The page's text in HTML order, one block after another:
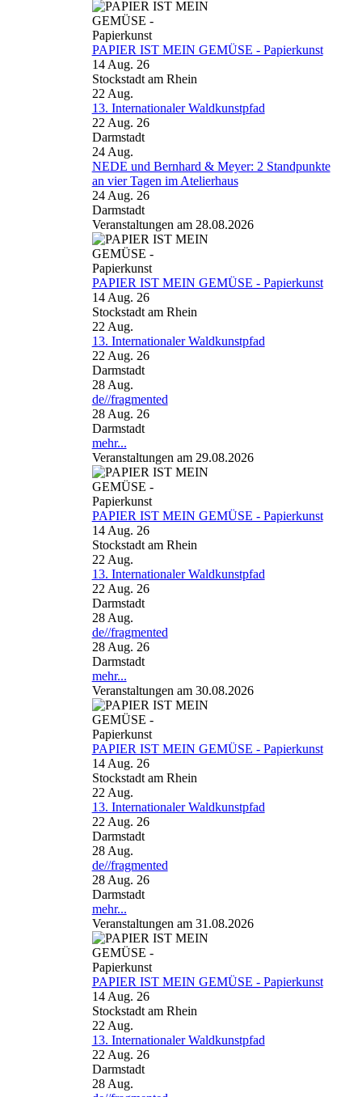
PAPIER IST MEIN GEMÜSE - Papierkunst
14 Aug. 26
Stockstadt am Rhein
22 Aug.
13. Internationaler Waldkunstpfad
22 Aug. 26
Darmstadt
24 Aug.
NEDE und Bernhard & Meyer: 2 Standpunkte
an vier Tagen im Atelierhaus
24 Aug. 26
Darmstadt
Veranstaltungen am 28.08.2026
PAPIER IST MEIN GEMÜSE - Papierkunst
14 Aug. 26
Stockstadt am Rhein
22 Aug.
13. Internationaler Waldkunstpfad
22 Aug. 26
Darmstadt
28 Aug.
de//fragmented
28 Aug. 26
Darmstadt
mehr...
Veranstaltungen am 29.08.2026
PAPIER IST MEIN GEMÜSE - Papierkunst
14 Aug. 26
Stockstadt am Rhein
22 Aug.
13. Internationaler Waldkunstpfad
22 Aug. 26
Darmstadt
28 Aug.
de//fragmented
28 Aug. 26
Darmstadt
mehr...
Veranstaltungen am 30.08.2026
PAPIER IST MEIN GEMÜSE - Papierkunst
14 Aug. 26
Stockstadt am Rhein
22 Aug.
13. Internationaler Waldkunstpfad
22 Aug. 26
Darmstadt
28 Aug.
de//fragmented
28 Aug. 26
Darmstadt
mehr...
Veranstaltungen am 31.08.2026
PAPIER IST MEIN GEMÜSE - Papierkunst
14 Aug. 26
Stockstadt am Rhein
22 Aug.
13. Internationaler Waldkunstpfad
22 Aug. 26
Darmstadt
28 Aug.